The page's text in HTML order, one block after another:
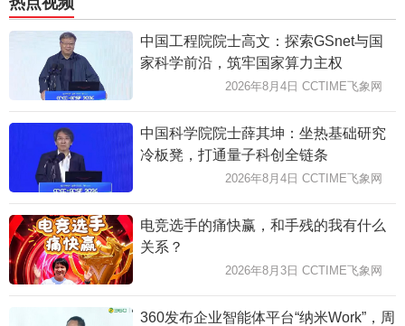
中国工程院院士高文：探索GSnet与国
家科学前沿，筑牢国家算力主权
2026年8月4日 CCTIME飞象网
中国科学院院士薛其坤：坐热基础研究
冷板凳，打通量子科创全链条
2026年8月4日 CCTIME飞象网
电竞选手的痛快赢，和手残的我有什么
关系？
2026年8月3日 CCTIME飞象网
360发布企业智能体平台“纳米Work”，周